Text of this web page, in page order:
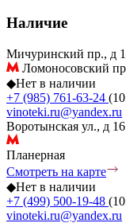
Наличие
Мичуринский пр., д
Ломоносовский
◆Нет в наличии
+7 (985) 761-63-24
vinoteki.ru@yandex.ru
Воротынская ул., д 16
Планерная
Смотреть на карте
◆Нет в наличии
+7 (499) 500-19-48
vinoteki.ru@yandex.ru